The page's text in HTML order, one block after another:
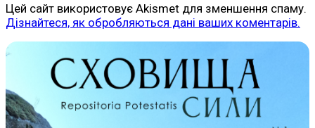
Цей сайт використовує Akismet для зменшення спаму.
Дізнайтеся, як обробляються дані ваших коментарів.